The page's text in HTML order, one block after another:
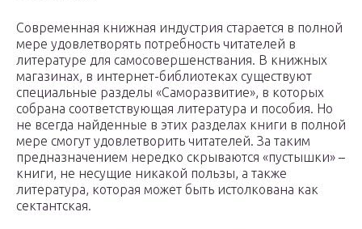
Современная книжная индустрия старается в полной
мере удовлетворять потребность читателей в
литературе для самосовершенствания. В книжных
магазинах, в интернет-библиотеках существуют
специальные разделы «Саморазвитие», в которых
собрана соответствующая литература и пособия. Но
не всегда найденные в этих разделах книги в полной
мере смогут удовлетворить читателей. За таким
предназначением нередко скрываются «пустышки» –
книги, не несущие никакой пользы, а также
литература, которая может быть истолкована как
сектантская.